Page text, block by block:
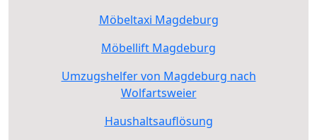
Möbeltaxi Magdeburg
Möbellift Magdeburg
Umzugshelfer von Magdeburg nach
Wolfartsweier
Haushaltsauflösung